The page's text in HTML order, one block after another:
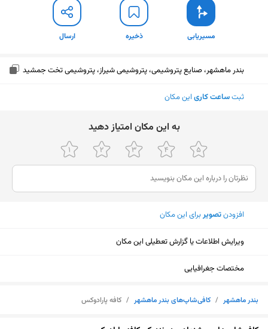
مسیریابی ذخیره ارسال
بندر ماهشهر، صنایع پتروشیمی، پتروشیمی شیراز، پتروشیمی تخت جمشید
ثبتساعت کاری این مکان
ﺑﻪ اﯾﻦ ﻣﮑﺎن اﻣﺘﯿﺎز دﻫﯿﺪ
افزودنتصویربرای این مکان
ویرایش اطلاعات یا گزارش تعطیلی این مکان
مختصات جغرافیایی
بندر ماهشهر / کافی‌شاپ‌های بندر ماهشهر / کافه پارادوکس